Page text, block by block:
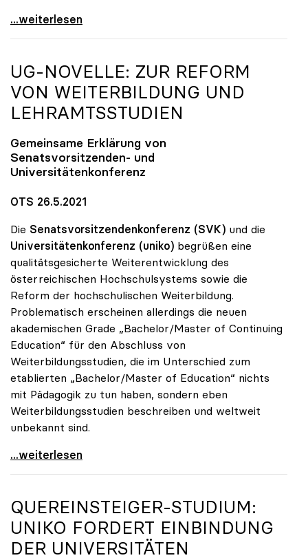
„Populismus ist eigentliche Gefahr für Europa und
...weiterlesen
UG-NOVELLE: ZUR REFORM
VON WEITERBILDUNG UND
LEHRAMTSSTUDIEN
Gemeinsame Erklärung von
Senatsvorsitzenden- und
Universitätenkonferenz
OTS 26.5.2021
Die Senatsvorsitzendenkonferenz (SVK) und die
Universitätenkonferenz (uniko) begrüßen eine
qualitätsgesicherte Weiterentwicklung des
österreichischen Hochschulsystems sowie die
Reform der hochschulischen Weiterbildung.
Problematisch erscheinen allerdings die neuen
akademischen Grade „Bachelor/Master of Continuing
Education“ für den Abschluss von
Weiterbildungsstudien, die im Unterschied zum
etablierten „Bachelor/Master of Education“ nichts
mit Pädagogik zu tun haben, sondern eben
Weiterbildungsstudien beschreiben und weltweit
unbekannt sind.
UG-Novelle: Zur Reform von Weiterbildung und
...weiterlesen
QUEREINSTEIGER-STUDIUM:
UNIKO FORDERT EINBINDUNG
DER UNIVERSITÄTEN